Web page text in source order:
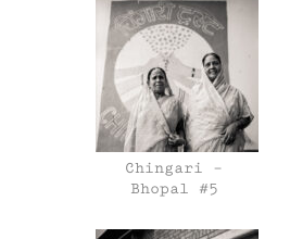
Chingari –
Bhopal #5